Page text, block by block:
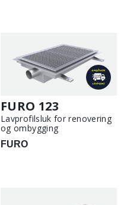
FURO 123
Lavprofilsluk for renovering
og ombygging
FURO